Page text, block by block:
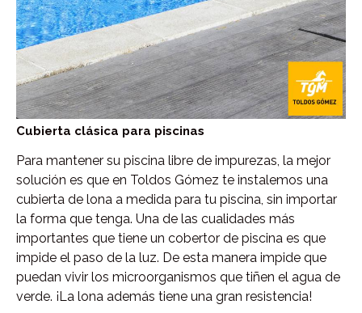
Cubierta clásica para piscinas
Para mantener su piscina libre de impurezas, la mejor
solución es que en Toldos Gómez te instalemos una
cubierta de lona a medida para tu piscina, sin importar
la forma que tenga. Una de las cualidades más
importantes que tiene un cobertor de piscina es que
impide el paso de la luz. De esta manera impide que
puedan vivir los microorganismos que tiñen el agua de
verde. ¡La lona además tiene una gran resistencia!